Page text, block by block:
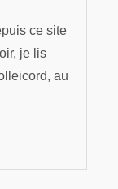
ce site
je lis
au